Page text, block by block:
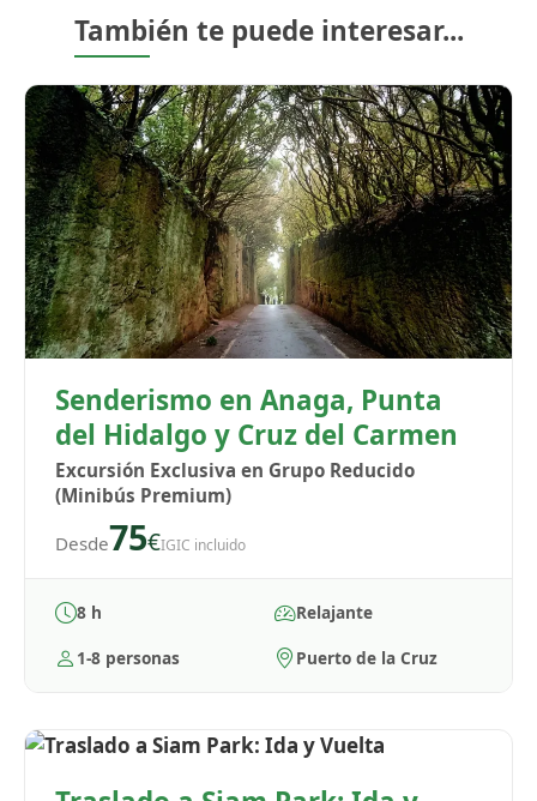
También te puede interesar...
Senderismo en Anaga, Punta
del Hidalgo y Cruz del Carmen
Excursión Exclusiva en Grupo Reducido
(Minibús Premium)
Desde75€IGIC incluido
8 h
Relajante
1-8 personas
Puerto de la Cruz